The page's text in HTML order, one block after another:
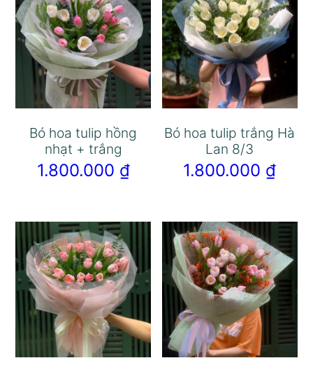
Bó hoa tulip hồng
nhạt + trắng
1.800.000 ₫
Bó hoa tulip trắng Hà
Lan 8/3
1.800.000 ₫